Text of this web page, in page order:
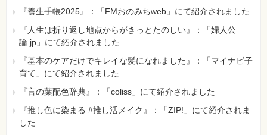
『養生手帳2025』：「FMおのみちweb」にて紹介されました
『人生は折り返し地点からがきっとたのしい』：「婦人公
論.jp」にて紹介されました
『基本のケアだけでキレイな髪になれました』：「マイナビ子
育て」にて紹介されました
『言の葉配色辞典』：「coliss」にて紹介されました
『推し色に染まる #推し活メイク』：「ZIP!」にて紹介されま
した